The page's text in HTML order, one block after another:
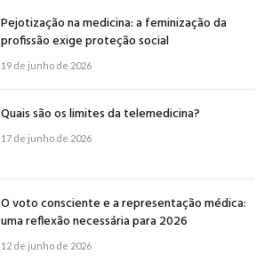
Pejotização na medicina: a feminização da
profissão exige proteção social
19 de junho de 2026
Quais são os limites da telemedicina?
17 de junho de 2026
O voto consciente e a representação médica:
uma reflexão necessária para 2026
12 de junho de 2026